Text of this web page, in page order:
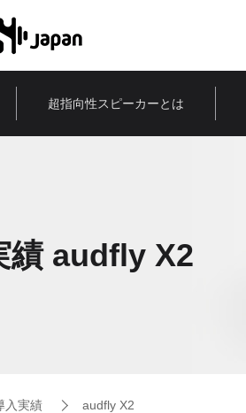
超指向性スピーカーとは
績 audfly X2
入実績 audfly X2